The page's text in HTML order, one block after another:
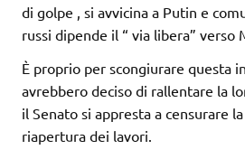
di golpe , si avvicina a Putin e
russi dipende il “ via libera” verso
È proprio per scongiurare questa
avrebbero deciso di rallentare la
il Senato si appresta a censurare
riapertura dei lavori.